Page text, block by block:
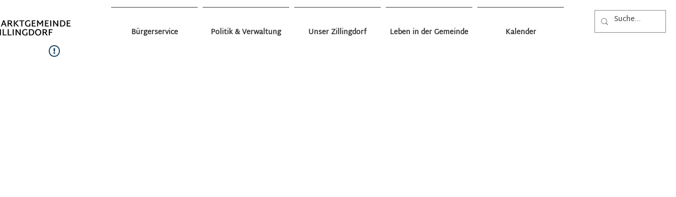
Bürgerservice Politik & Verwaltung Unser Zillingdorf Leben in der Gemeinde Kalender